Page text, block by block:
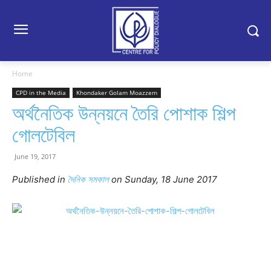
Home
CPD in the Media Khondaker Golam Moazzem
অর্থনৈতিক উন্নয়নে তৈরি পোশাক শিল্প
গোলটেবিল
June 19, 2017
Published in দৈনিক সমকালon Sunday, 18 June 2017